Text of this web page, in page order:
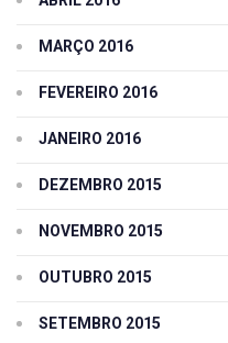
MARÇO 2016
FEVEREIRO 2016
JANEIRO 2016
DEZEMBRO 2015
NOVEMBRO 2015
OUTUBRO 2015
SETEMBRO 2015